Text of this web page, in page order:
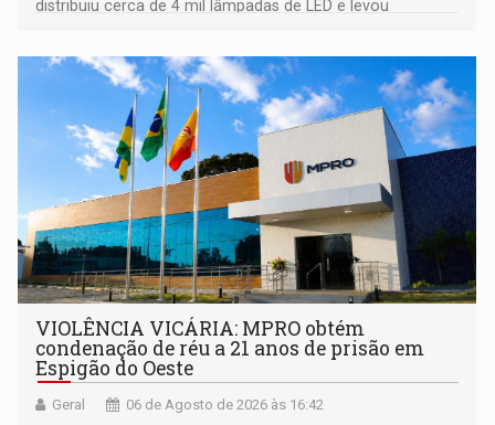
distribuiu cerca de 4 mil lâmpadas de LED e levou
comunidade
VIOLÊNCIA VICÁRIA: MPRO obtém
condenação de réu a 21 anos de prisão em
Espigão do Oeste
Geral 06 de Agosto de 2026 às 16:42